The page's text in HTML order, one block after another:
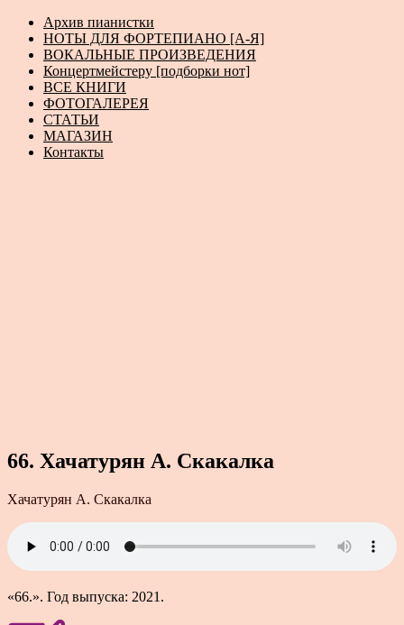
Архив пианистки
НОТЫ ДЛЯ ФОРТЕПИАНО [А-Я]
ВОКАЛЬНЫЕ ПРОИЗВЕДЕНИЯ
Концертмейстеру [подборки нот]
ВСЕ КНИГИ
ФОТОГАЛЕРЕЯ
СТАТЬИ
МАГАЗИН
Контакты
66. Хачатурян А. Скакалка
Хачатурян А. Скакалка
«66.». Год выпуска: 2021.